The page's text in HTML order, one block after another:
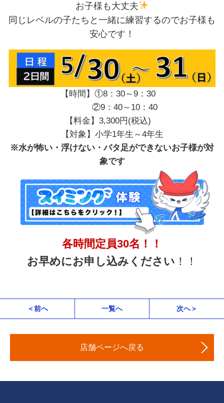
お子様も大丈夫
同じレベルの子たちと一緒に練習するのでお子様も
安心です！
【時間】①8：30～9：30
②9：40～10：40
【料金】3,300円(税込)
【対象】小学1年生～4年生
※水が怖い・浮けない・バタ足ができないお子様が対
象です
各時間定員30名！！
お早めにお申し込みください ！！
＜前へ 一覧へ 次へ＞
店舗ページへ戻る